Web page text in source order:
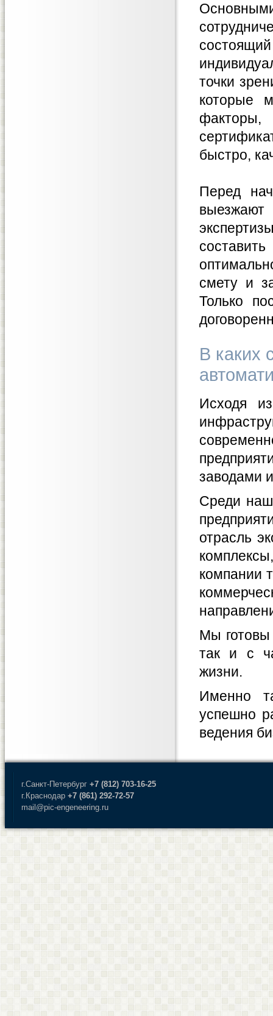
точки
которые
факторы,
быстро,
Перед
смету и
Только
В каких
Исходя
заводами
Среди
отрасль
компании
Мы готовы
так и с
жизни.
Именно
успешно
ведения
г.Санкт-Петербург +7 (812) 703-16-25
г.Краснодар +7 (861) 292-72-57
mail@pic-engeneering.ru